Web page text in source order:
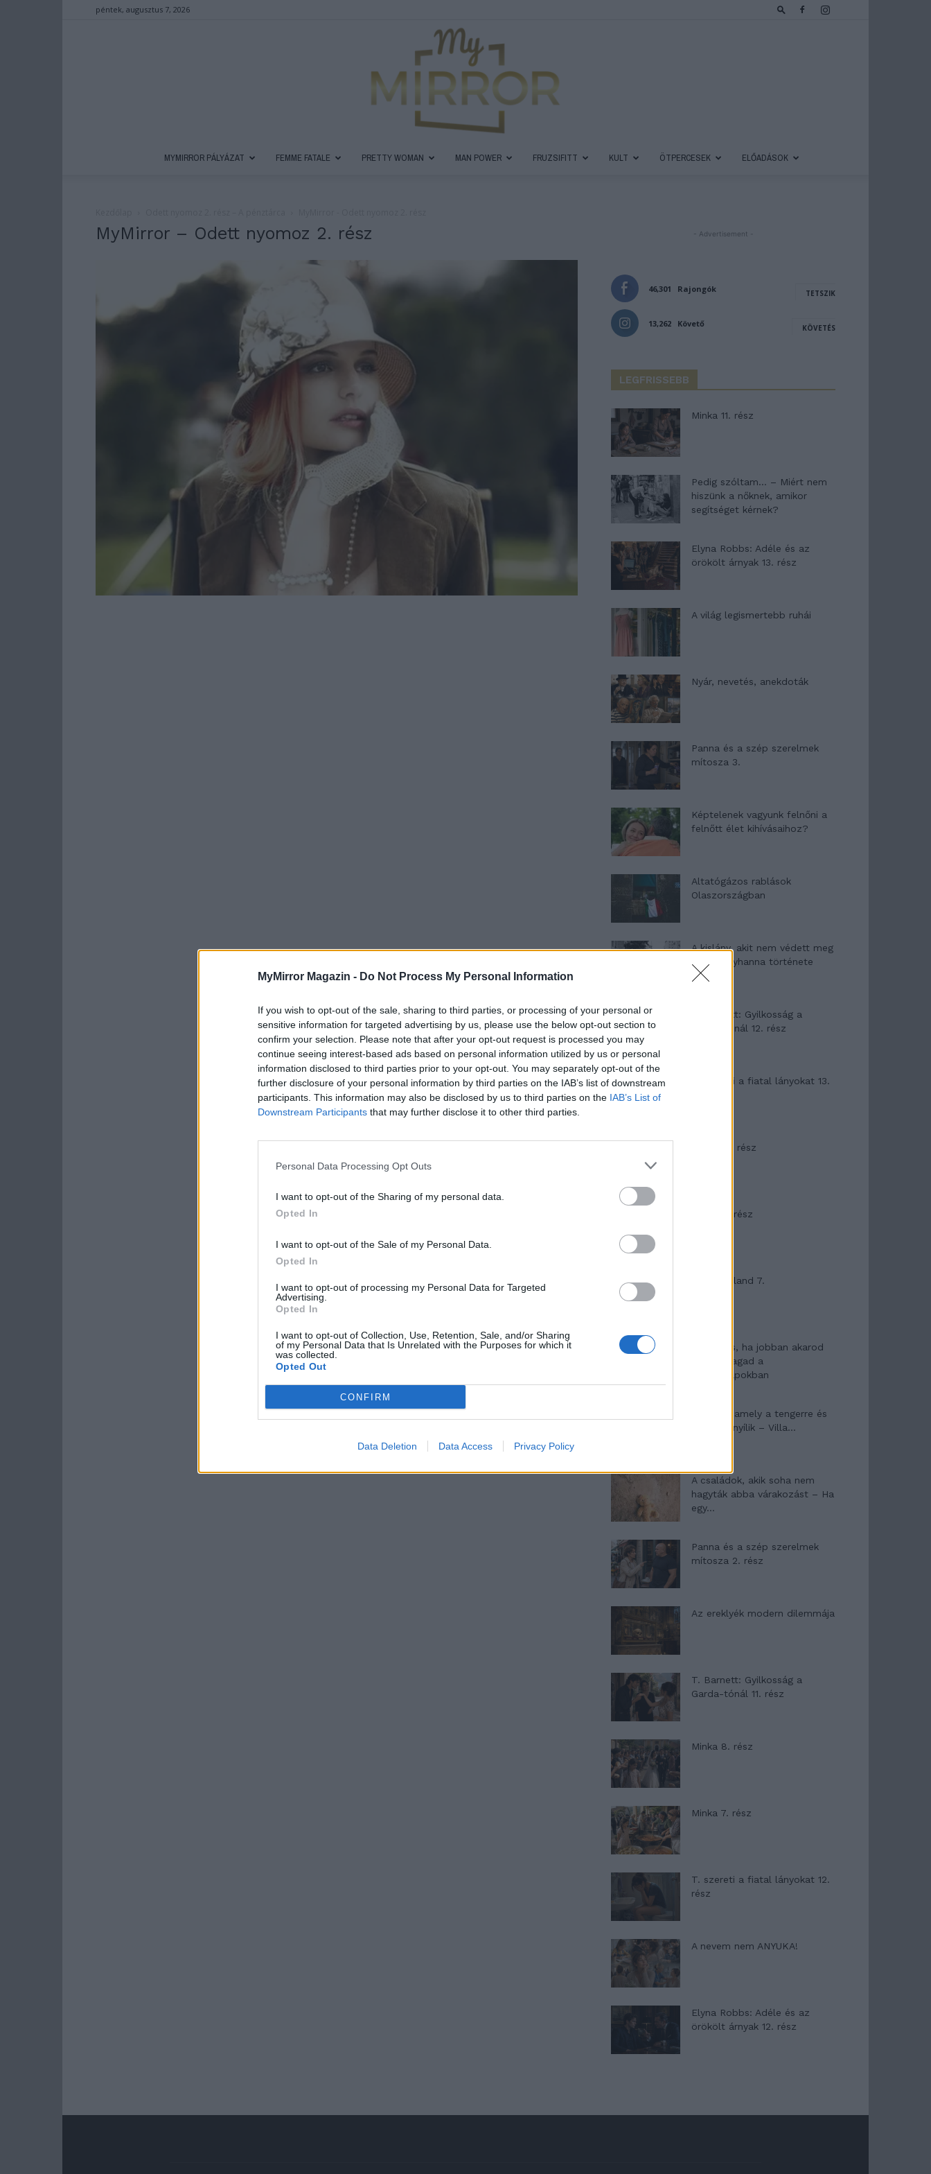
MyMirror Magazin - Do Not Process My Personal Information
If you wish to opt-out of the sale, sharing to third parties, or processing of your personal or
sensitive information for targeted advertising by us, please use the below opt-out section to
confirm your selection. Please note that after your opt-out request is processed you may
continue seeing interest-based ads based on personal information utilized by us or personal
information disclosed to third parties prior to your opt-out. You may separately opt-out of the
further disclosure of your personal information by third parties on the IAB’s list of downstream
participants. This information may also be disclosed by us to third parties on the IAB’s List of
Downstream Participants that may further disclose it to other third parties.
Personal Data Processing Opt Outs
I want to opt-out of the Sharing of my personal data.
Opted In
I want to opt-out of the Sale of my Personal Data.
Opted In
I want to opt-out of processing my Personal Data for Targeted
Advertising.
Opted In
I want to opt-out of Collection, Use, Retention, Sale, and/or Sharing
of my Personal Data that Is Unrelated with the Purposes for which it
was collected.
Opted Out
CONFIRM
Data Deletion Data Access Privacy Policy
péntek, augusztus 7, 2026
MYMIRROR PÁLYÁZAT FEMME FATALE PRETTY WOMAN MAN POWER FRUZSIFITT KULT ÖTPERCESEK ELŐADÁSOK
MyMirror – Odett nyomoz 2. rész - Advertisement -
46,301 Rajongók TETSZIK
13,262 Követő KÖVETÉS
LEGFRISSEBB
Minka 11. rész
Pedig szóltam… – Miért nem
hiszünk a nőknek, amikor
segítséget kérnek?
Elyna Robbs: Adéle és az
örökölt árnyak 13. rész
A világ legismertebb ruhái
Nyár, nevetés, anekdoták
Panna és a szép szerelmek
mítosza 3.
Képtelenek vagyunk felnőni a
felnőtt élet kihívásaihoz?
Altatógázos rablások
Olaszországban
A kislány, akit nem védett meg
senki – Lyhanna története
T. Barnett: Gyilkosság a
Garda-tónál 12. rész
T. szereti a fiatal lányokat 13.
Minka 10. rész
Minka 9. rész
Máltai kaland 7.
10 tanács, ha jobban akarod
érezni magad a
hétköznapokban
Egy ház, amely a tengerre és
a fényre nyílik – Villa...
A családok, akik soha nem
hagyták abba várakozást – Ha
egy...
Panna és a szép szerelmek
mítosza 2. rész
Az ereklyék modern dilemmája
T. Barnett: Gyilkosság a
Garda-tónál 11. rész
Minka 8. rész
Minka 7. rész
T. szereti a fiatal lányokat 12.
rész
A nevem nem ANYUKA!
Elyna Robbs: Adéle és az
örökölt árnyak 12. rész